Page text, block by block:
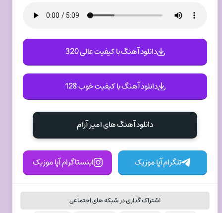
دانلود آهنگ با کیفیت عالی 320
دانلود آهنگ با کیفیت خوب 128
دانلود آهنگ های امیر آرام
تلگرام آپا موزیک اینستاگرام آپا موزیک
اشتراک گذاری در شبکه های اجتماعی